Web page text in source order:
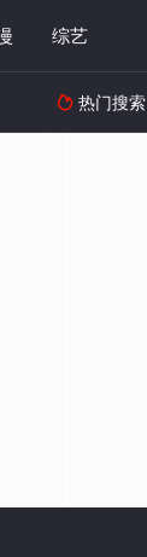
综艺
 热门搜索